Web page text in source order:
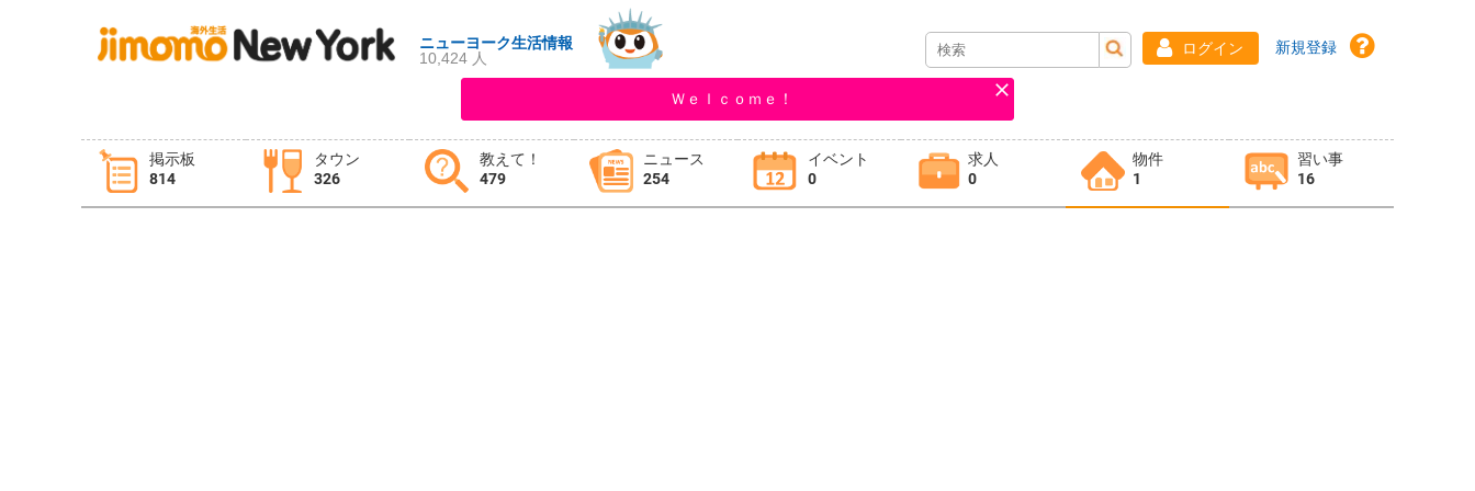
ニューヨーク生活情報
10,424 人
ログイン 新規登録
Ｗｅｌｃｏｍｅ！
掲示板
814
タウン
326
教えて！
479
ニュース
254
イベント
0
求人
0
物件
1
習い事
16
タウン情報